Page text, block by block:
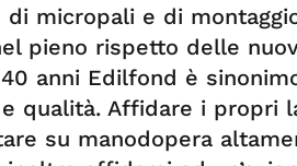
micropali e di
pieno rispetto delle
anni Edilfond è
qualità. Affidare i propri
su manodopera